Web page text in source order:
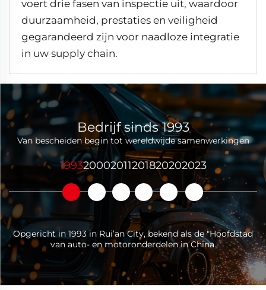
voert drie fasen van inspectie uit, waardoor
duurzaamheid, prestaties en veiligheid
gegarandeerd zijn voor naadloze integratie
in uw supply chain.
Bedrijf sinds 1993
Van bescheiden begin tot wereldwijde samenwerkingen
199320002011201820202023
Opgericht in 1993 in Rui’an City, bekend als de "Hoofdstad
van auto- en motoronderdelen in China.